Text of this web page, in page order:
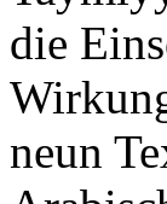
die
neun